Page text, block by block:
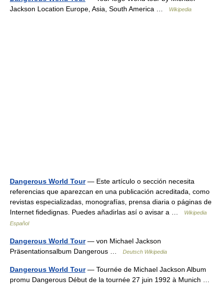
Jackson Location Europe, Asia, South America …
Wikipedia
Dangerous World Tour— Este artículo o sección necesita
referencias que aparezcan en una publicación acreditada, como
revistas especializadas, monografías, prensa diaria o páginas de
Internet fidedignas. Puedes añadirlas así o avisar a …
Wikipedia
Español
Dangerous World Tour— von Michael Jackson
Präsentationsalbum Dangerous …
Deutsch Wikipedia
Dangerous World Tour— Tournée de Michael Jackson Album
promu Dangerous Début de la tournée 27 juin 1992 à Munich …